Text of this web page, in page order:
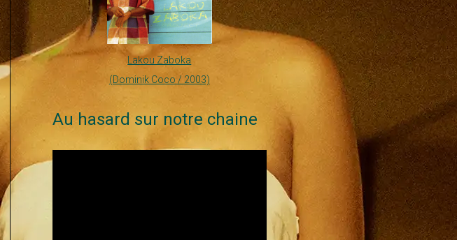
Lakou Zaboka
(Dominik Coco / 2003)
Au hasard sur notre chaine